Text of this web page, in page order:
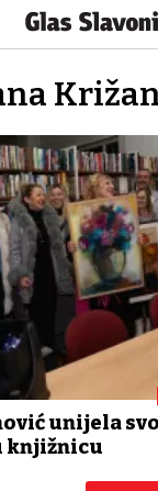
unijela
knjižnicu